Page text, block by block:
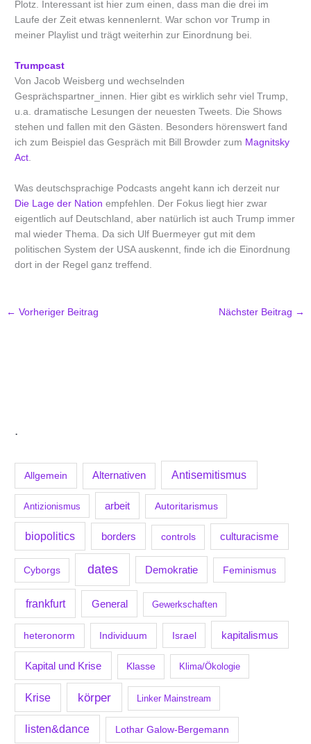
.
Allgemein Alternativen Antisemitismus
Antizionismus arbeit Autoritarismus
biopolitics borders controls culturacisme
Cyborgs dates Demokratie Feminismus
frankfurt General Gewerkschaften
heteronorm Individuum Israel kapitalismus
Kapital und Krise Klasse Klima/Ökologie
Krise körper Linker Mainstream
listen&dance Lothar Galow-Bergemann
Plotz. Interessant ist hier zum einen, dass man die drei im
Laufe der Zeit etwas kennenlernt. War schon vor Trump in
meiner Playlist und trägt weiterhin zur Einordnung bei.
Trumpcast
Von Jacob Weisberg und wechselnden
Gesprächspartner_innen. Hier gibt es wirklich sehr viel Trump,
u.a. dramatische Lesungen der neuesten Tweets. Die Shows
stehen und fallen mit den Gästen. Besonders hörenswert fand
ich zum Beispiel das Gespräch mit Bill Browder zum Magnitsky
Act
Was deutschsprachige Podcasts angeht kann ich derzeit nur
Die Lage der Nation empfehlen. Der Fokus liegt hier zwar
eigentlich auf Deutschland, aber natürlich ist auch Trump immer
mal wieder Thema. Da sich Ulf Buermeyer gut mit dem
politischen System der USA auskennt, finde ich die Einordnung
dort in der Regel ganz treffend.
← Vorheriger Beitrag Nächster Beitrag →